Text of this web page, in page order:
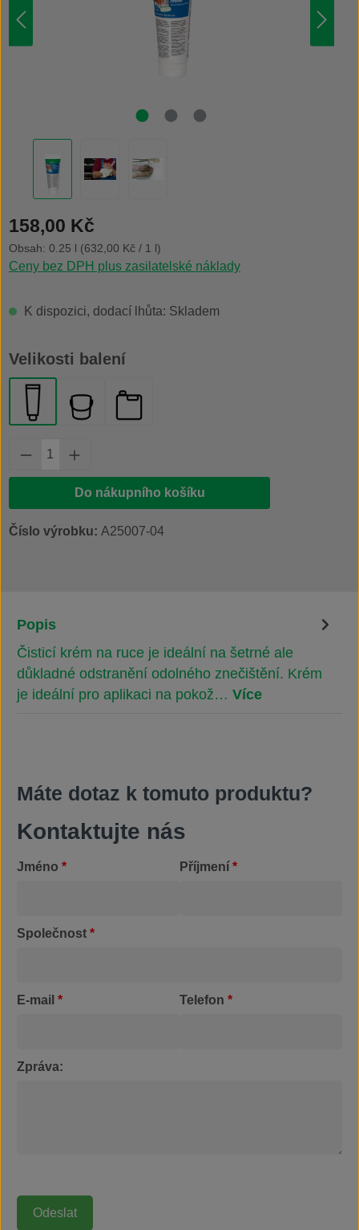
Běžná cena:
158,00 Kč
Obsah: 0.25 l (632,00 Kč / 1 l)
Ceny bez DPH plus zasilatelské náklady
K dispozici, dodací lhůta: Skladem
Vyberte
Velikosti balení
tuba 250 mlkbelík 3 l
Množství produktu: Zadejte požadované
Do nákupního košíku
Číslo výrobku: A25007-04
Popis
Čisticí krém na ruce je ideální na šetrné ale
důkladné odstranění odolného znečištění. Krém
je ideální pro aplikaci na pokož… Více
Máte dotaz k tomuto produktu?
Kontaktujte nás
Jméno * Příjmení *
Společnost *
E-mail * Telefon *
Zpráva: